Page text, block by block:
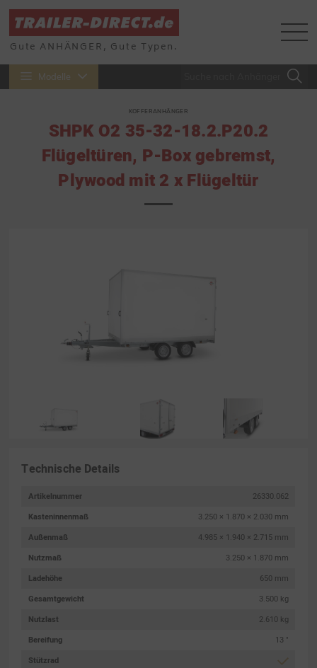
Gute ANHÄNGER, Gute Typen.
Modelle
KOFFERANHÄNGER
SHPK O2 35-32-18.2.P20.2
Flügeltüren, P-Box gebremst,
Plywood mit 2 x Flügeltür
Technische Details
Artikelnummer
26330.062
Kasteninnenmaß
3.250 × 1.870 × 2.030 mm
Außenmaß
4.985 × 1.940 × 2.715 mm
Nutzmaß
3.250 × 1.870 mm
Ladehöhe
650 mm
Gesamtgewicht
3.500 kg
Nutzlast
2.610 kg
Bereifung
13 "
Stützrad